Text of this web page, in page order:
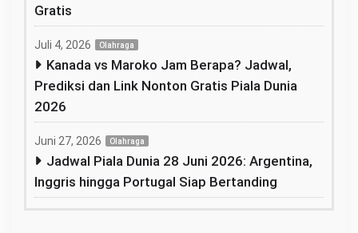
Gratis
Juli 4, 2026 Olahraga
Kanada vs Maroko Jam Berapa? Jadwal,
Prediksi dan Link Nonton Gratis Piala Dunia
2026
Juni 27, 2026 Olahraga
Jadwal Piala Dunia 28 Juni 2026: Argentina,
Inggris hingga Portugal Siap Bertanding